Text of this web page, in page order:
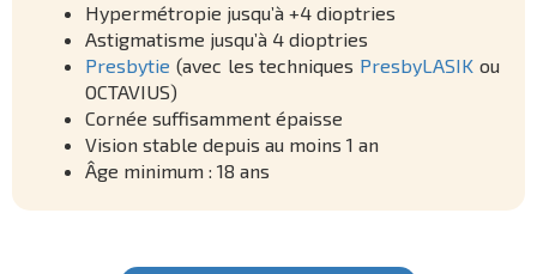
Hypermétropie jusqu’à +4 dioptries
Astigmatisme jusqu’à 4 dioptries
Presbytie (avec les techniques PresbyLASIKou
OCTAVIUS)
Cornée suffisamment épaisse
Vision stable depuis au moins 1 an
Âge minimum : 18 ans